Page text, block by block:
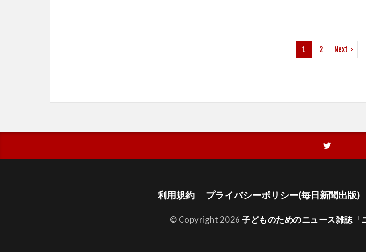
1 2 Next
利用規約 プライバシーポリシー(毎日新聞出版)
© Copyright 2026子どものためのニュース雑誌「